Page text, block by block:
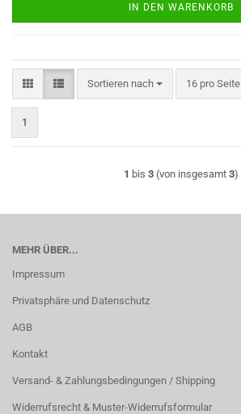
IN DEN WARENKORB
Sortieren nach
Sortieren nach 16 pro Seite
pro Seite
1
1 bis 3 (von insgesamt 3)
MEHR ÜBER...
Impressum
Privatsphäre und Datenschutz
AGB
Kontakt
Versand- & Zahlungsbedingungen / Shipping
Widerrufsrecht & Muster-Widerrufsformular